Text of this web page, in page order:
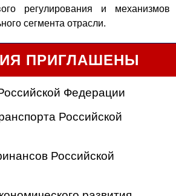
регулирования и механизмов
сегмента отрасли.
ПРИГЛАШЕНЫ
Федерации
Российской
Российской